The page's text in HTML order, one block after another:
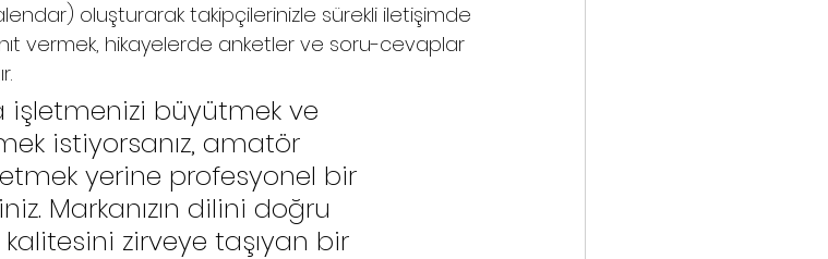
oluşturarak takipçilerinizle sürekli iletişimde
vermek, hikayelerde anketler ve soru-cevaplar
işletmenizi büyütmek ve
istiyorsanız, amatör
yerine profesyonel bir
Markanızın dilini doğru
zirveye taşıyan bir